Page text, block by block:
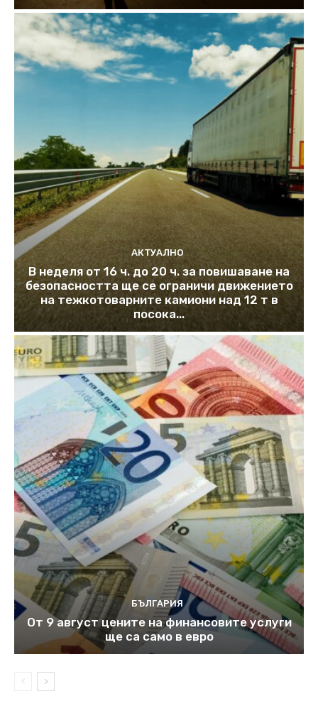
АКТУАЛНО
В неделя от 16 ч. до 20 ч. за повишаване на
безопасността ще се ограничи движението
на тежкотоварните камиони над 12 т в
посока...
БЪЛГАРИЯ
От 9 август цените на финансовите услуги
ще са само в евро